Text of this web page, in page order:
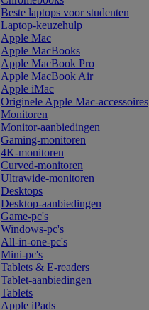
Beste laptops voor studenten
Laptop-keuzehulp
Apple Mac
Apple MacBooks
Apple MacBook Pro
Apple MacBook Air
Apple iMac
Originele Apple Mac-accessoires
Monitoren
Monitor-aanbiedingen
Gaming-monitoren
4K-monitoren
Curved-monitoren
Ultrawide-monitoren
Desktops
Desktop-aanbiedingen
Game-pc's
Windows-pc's
All-in-one-pc's
Mini-pc's
Tablets & E-readers
Tablet-aanbiedingen
Tablets
Apple iPads